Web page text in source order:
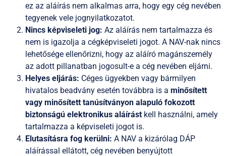
ez az aláírás nem alkalmas arra, hogy egy cég nevében
tegyenek vele jognyilatkozatot.
Nincs képviseleti jog: Az aláírás nem tartalmazza és
nem is igazolja a cégképviseleti jogot. A NAV-nak nincs
lehetősége ellenőrizni, hogy az aláíró magánszemély
az adott pillanatban jogosult-e a cég nevében eljárni.
Helyes eljárás: Céges ügyekben vagy bármilyen
hivatalos beadvány esetén továbbra is a minősített
vagy minősített tanúsítványon alapuló fokozott
biztonságú elektronikus aláírást kell használni, amely
tartalmazza a képviseleti jogot is.
Elutasításra fog kerülni: A NAV a kizárólag DÁP
aláírással ellátott, cég nevében benyújtott